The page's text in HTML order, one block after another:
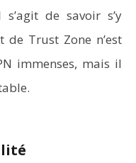
de savoir s’y
de Trust Zone n’est
immenses, mais il